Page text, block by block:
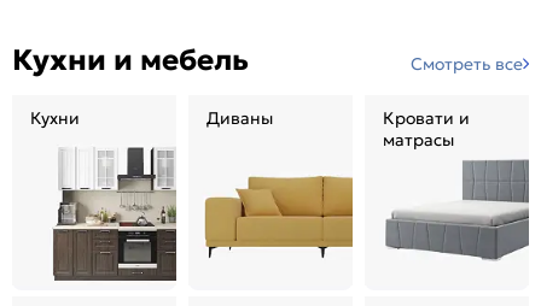
Кухни и мебель Смотреть все
Кухни Диваны
Кровати и
матрасы